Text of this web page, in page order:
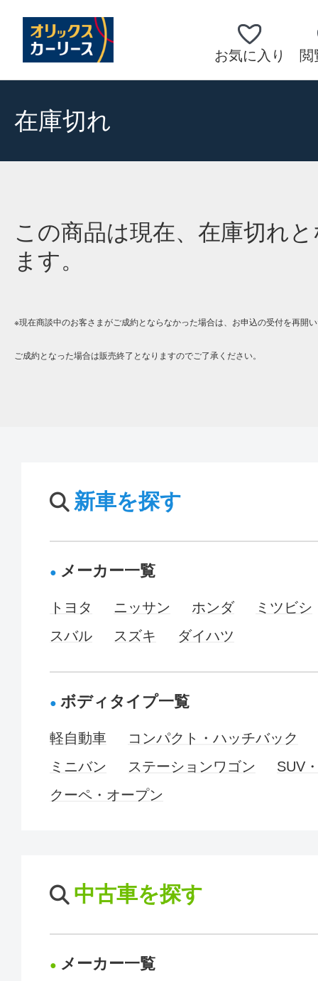
お気に入り 閲
在庫切れ
この商品は現在、在庫切れ
ます。
※現在商談中のお客さまがご成約とならなかった場合は、お申込の受付を再開
ご成約となった場合は販売終了となりますのでご了承ください。
新車を探す
メーカー一覧
トヨタ ニッサン ホンダ
ミツビシ
スバル
スズキ ダイハツ
ボディタイプ一覧
軽自動車
コンパクト・ハッチバック
ミニバン
ステーションワゴン
SUV
クーペ・オープン
中古車を探す
メーカー一覧